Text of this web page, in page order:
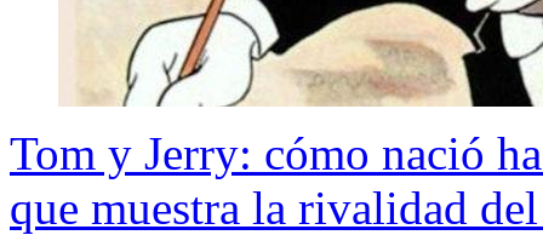
Tom y Jerry: cómo nació
que muestra la rivalidad